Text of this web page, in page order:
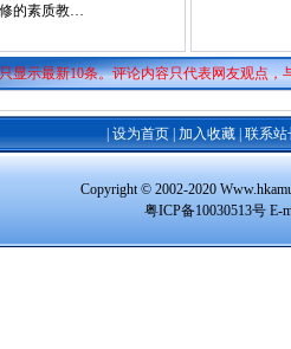
的素质教…
显示最新10条。评论内容只代表网友观点，
设为首页| 加入收藏| 联系站
Copyright © 2002-2020
粤ICP备10030513号 E-